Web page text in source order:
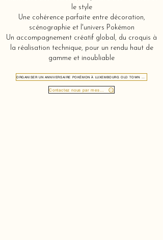
le style
Une cohérence parfaite entre décoration,
scénographie et l'univers Pokémon
Un accompagnement créatif global, du croquis à
la réalisation technique, pour un rendu haut de
gamme et inoubliable